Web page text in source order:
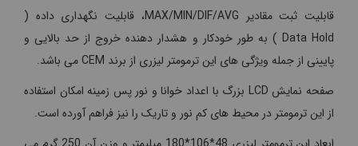
قابلیت ثبت مقادیر MAX/MIN/DIF/AVG، قابلیت نگهداری داده (
Data Hold ) به طور خودکار و هشدار دهنده خروج از حد بالایی و
پایینی از جمله ویژگی های این ترمومتر لیزری از برند CEM می باشد.
صفحه نمایش LCD بزرگ با اعداد خوانا و نور پس زمینه امکان استفاده
از این ترمومتر در محیط های کم نور و تاریک را نیز فراهم آورده است.